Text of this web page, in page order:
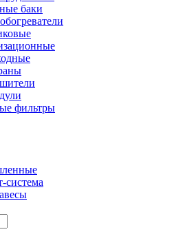
баки
фильтры
система